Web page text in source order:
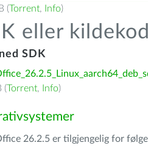
(Torrent, Info)
eller
SDK
(Torrent, Info)
26.2.5 er tilgjengelig for